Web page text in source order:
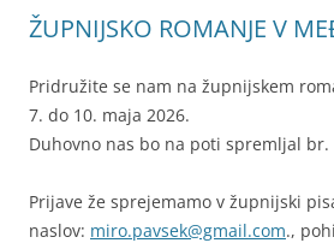
ŽUPNIJSKO ROMANJE V
Pridružite se nam na župnijskem
7. do 10. maja 2026.
Duhovno nas bo na poti spremljal br.
Prijave že sprejemamo v župnijski
naslov: miro.pavsek@gmail.com.,